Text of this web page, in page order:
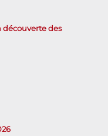
découverte des